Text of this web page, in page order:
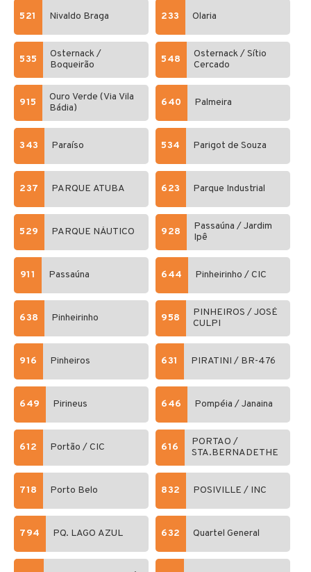
521 Nivaldo Braga 233 Olaria
535
Osternack /
Boqueirão
548
Osternack / Sítio
Cercado
915
Ouro Verde (Via Vila
Bádia)
640 Palmeira
343 Paraíso 534 Parigot de Souza
237 PARQUE ATUBA 623 Parque Industrial
529 PARQUE NÁUTICO 928
Passaúna / Jardim
Ipê
911 Passaúna 644 Pinheirinho / CIC
638 Pinheirinho 958
PINHEIROS / JOSÉ
CULPI
916 Pinheiros 631 PIRATINI / BR-476
649 Pirineus 646 Pompéia / Janaina
612 Portão / CIC 616
PORTAO /
STA.BERNADETHE
718 Porto Belo 832 POSIVILLE / INC
794 PQ. LAGO AZUL 632 Quartel General